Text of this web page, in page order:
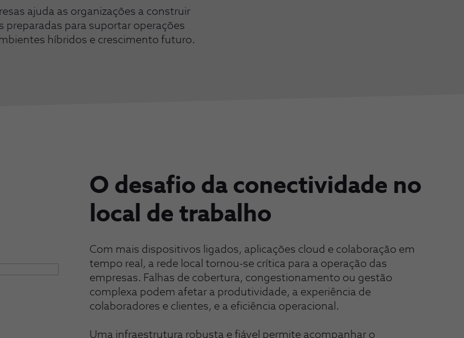
ajuda as organizações a construir
preparadas para suportar operações
híbridos e crescimento futuro.
O desafio da conectividade no
local de trabalho
Com mais dispositivos ligados, aplicações cloud e colaboração em
tempo real, a rede local tornou-se crítica para a operação das
empresas. Falhas de cobertura, congestionamento ou gestão
complexa podem afetar a produtividade, a experiência de
colaboradores e clientes, e a eficiência operacional.
Uma infraestrutura robusta e fiável permite acompanhar o